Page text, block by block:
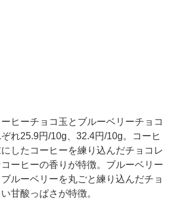
ヒーチョコ玉とブルーベリーチョコ
れ25.9円/10g、32.4円/10g。コーヒ
したコーヒーを練り込んだチョコレ
ーヒーの香りが特徴。ブルーベリー
ルーベリーを丸ごと練り込んだチョ
甘酸っぱさが特徴。